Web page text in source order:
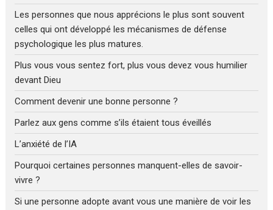
Les personnes que nous apprécions le plus sont souvent
celles qui ont développé les mécanismes de défense
psychologique les plus matures.
Plus vous vous sentez fort, plus vous devez vous humilier
devant Dieu
Comment devenir une bonne personne ?
Parlez aux gens comme s’ils étaient tous éveillés
L’anxiété de l’IA
Pourquoi certaines personnes manquent-elles de savoir-
vivre ?
Si une personne adopte avant vous une manière de voir les